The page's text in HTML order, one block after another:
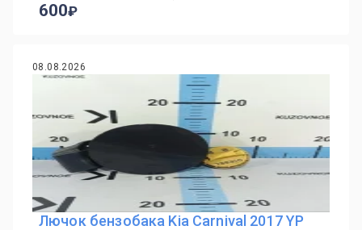
600
08.08.2026
Лючок бензобака Kia Carnival 2017 YP